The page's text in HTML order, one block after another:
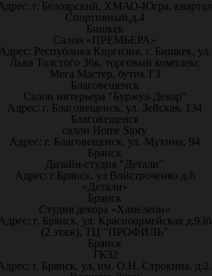
г. Белоярский, ХМАО-Югра, квартал
Спортивный,д.4
Бишкек
Салон «ПРЕМЬЕРА»
Республика Киргизия, г. Бишкек, ул.
Льва Толстого 36к, торговый комплекс
Мега Мастер, бутик Г3
Благовещенск
Салон интерьера "Буржуа-Декор"
Адрес: г. Благовещенск, ул. Зейская, 134
Благовещенск
салон Home Story
Адрес: г. Благовещенск, ул. Мухина, 94
Брянск
Дизайн-студия "Детали"
Адрес: г.Брянск, ул Войстроченко д.6
«Детали»
Брянск
Студия декора «Хамелеон»
г. Брянск, ул. Красноармейская д.93б
(2 этаж), ТЦ "ПРОФИЛЬ"
Брянск
ТК32
г. Брянск, ул. им. О.Н. Строкина, д.2.